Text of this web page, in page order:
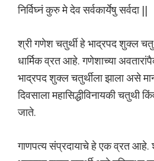
निर्विघ्नं कुरु मे देव सर्वकार्येषु सर्वदा ||
श्री गणेश चतुर्थी हे भाद्रपद शुक्ल
धार्मिक व्रत आहे. गणेशाच्या
भाद्रपद शुक्ल चतुर्थीला झाला असे
दिवसाला महासिद्धीविनायकी चतुथी
जाते.
गाणपत्य संप्रदायाचे हे एक व्रत आहे.